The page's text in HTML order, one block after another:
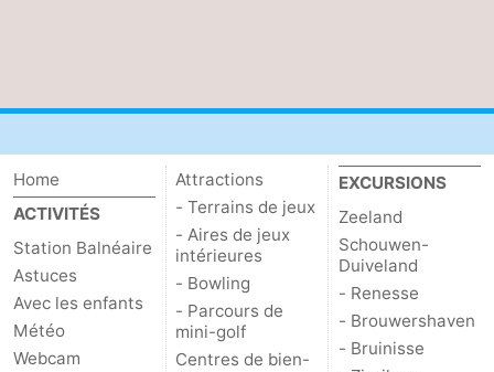
bos
Vlissingen
-
Middelburg
Zeeuws-
Vlaanderen
-
Nieuwvliet
-
Home
ACTIVITÉS
Station Balnéaire
Astuces
Avec les enfants
Météo
Webcam
Attractions
- Terrains de jeux
- Aires de jeux
intérieures
- Bowling
- Parcours de
mini-golf
Centres de bien-
EXCURSIONS
Zeeland
Schouwen-
Duiveland
- Renesse
- Brouwershaven
- Bruinisse